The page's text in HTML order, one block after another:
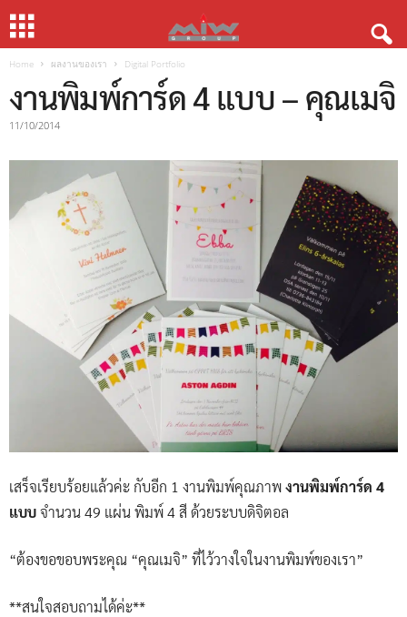
Home ผลงานของเรา Digital Portfolio
งานพิมพ์การ์ด 4 แบบ – คุณเมจิ
11/10/2014
เสร็จเรียบร้อยแล้วค่ะ กับอีก 1 งานพิมพ์คุณภาพงานพิมพ์การ์ด 4
แบบจำนวน 49 แผ่น พิมพ์ 4 สี ด้วยระบบดิจิตอล
“ต้องขอขอบพระคุณ “คุณเมจิ” ที่ไว้วางใจในงานพิมพ์ของเรา”
**สนใจสอบถามได้ค่ะ**